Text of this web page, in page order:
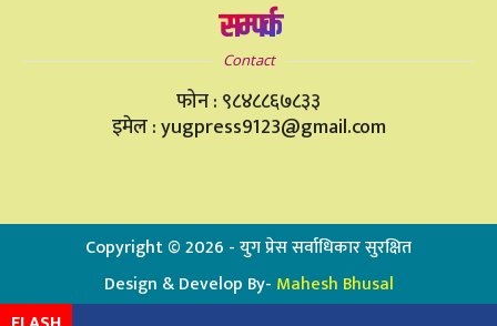
सम्पर्क
Contact
फोन : ९८४८८६७८३३
इमेल : yugpress9123@gmail.com
Copyright ©2026 - युग प्रेस सर्वाधिकार सुरक्षित
Design & Develop By- Mahesh Bhusal